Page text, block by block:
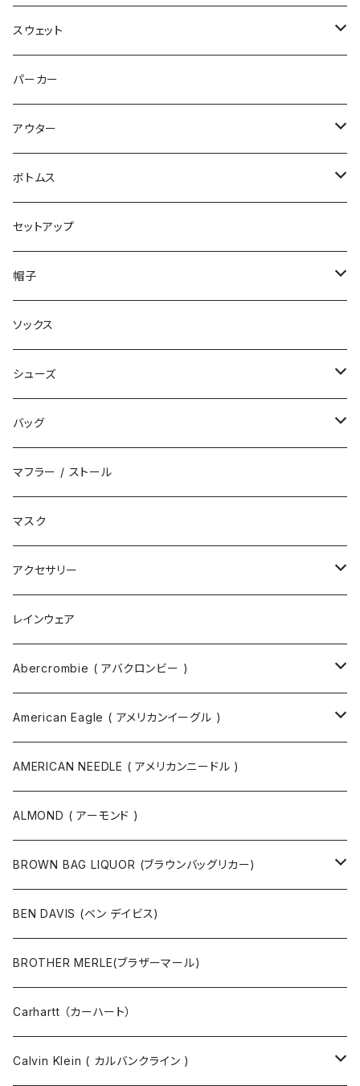
スウェット
トップス
パンツ
パーカー
アウター
ジャケット
コート
ダウン
ベスト
ボトムス
ロングパンツ
ハーフパンツ
デニムパンツ
セットアップ
帽子
ニット帽 / ビーニー
キャップ
ハット
ソックス
シューズ
スニーカー
サンダル
ブーツ
バッグ
エコバッグ / マーケットバッグ
ショルダーバッグ
トートバッグ
ボディバッグ
バックパック
ツールバッグ
ボディバッグ・ヒップバッグ
ボストンバッグ / 旅行バッグ
ポーチ
マフラー / ストール
マスク
アクセサリー
ネックレス
指輪
バングル
サングラス
マスク
ベルト
その他
マスクコード
財布 / キーケース
キーホルダー / スマホスタンド
レインウェア
Abercrombie ( アバクロンビー )
スウェット
カットソー
ニット
ジャケット・ブルゾン
コート
パンツ
パーカ
American Eagle ( アメリカンイーグル )
ニット
スウェット
カットソー
パンツ
ジャケット・ブルゾン
コート
シャツ
AMERICAN NEEDLE ( アメリカンニードル )
ALMOND ( アーモンド )
BROWN BAG LIQUOR (ブラウンバッグリカー)
半袖Tシャツ
長袖Tシャツ
半袖シャツ
長袖シャツ
BEN DAVIS (ベン デイビス)
BROTHER MERLE(ブラザーマール)
Carhartt （カーハート）
Calvin Klein ( カルバンクライン )